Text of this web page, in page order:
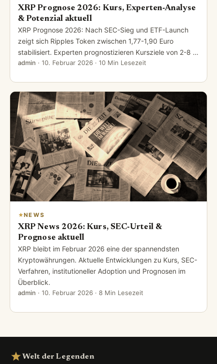
XRP Prognose 2026: Kurs, Experten-Analyse
& Potenzial aktuell
XRP Prognose 2026: Nach SEC-Sieg und ETF-Launch
zeigt sich Ripples Token zwischen 1,77-1,90 Euro
stabilisiert. Experten prognostizieren Kursziele von 2-8 …
admin · 10. Februar 2026 · 10 Min Lesezeit
NEWS
XRP News 2026: Kurs, SEC-Urteil &
Prognose aktuell
XRP bleibt im Februar 2026 eine der spannendsten
Kryptowährungen. Aktuelle Entwicklungen zu Kurs, SEC-
Verfahren, institutioneller Adoption und Prognosen im
Überblick.
admin · 10. Februar 2026 · 8 Min Lesezeit
Welt der Legenden